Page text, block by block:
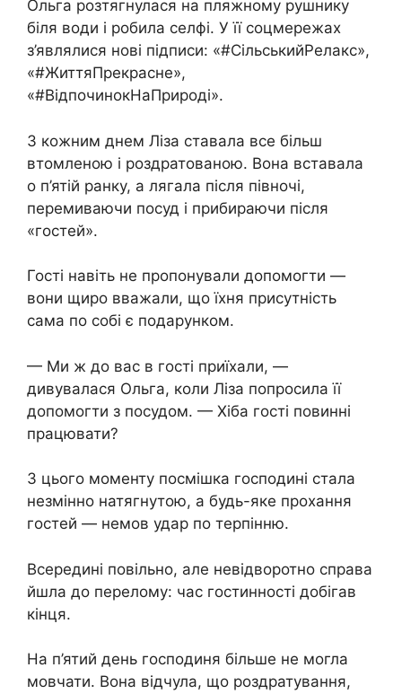
Ольга розтягнулася на пляжному рушнику
біля води і робила селфі. У її соцмережах
з’являлися нові підписи: «#СільськийРелакс»,
«#ЖиттяПрекрасне»,
«#ВідпочинокНаПрироді».
З кожним днем Ліза ставала все більш
втомленою і роздратованою. Вона вставала
о п’ятій ранку, а лягала після півночі,
перемиваючи посуд і прибираючи після
«гостей».
Гості навіть не пропонували допомогти —
вони щиро вважали, що їхня присутність
сама по собі є подарунком.
— Ми ж до вас в гості приїхали, —
дивувалася Ольга, коли Ліза попросила її
допомогти з посудом. — Хіба гості повинні
працювати?
З цього моменту посмішка господині стала
незмінно натягнутою, а будь-яке прохання
гостей — немов удар по терпінню.
Всередині повільно, але невідворотно справа
йшла до перелому: час гостинності добігав
кінця.
На п’ятий день господиня більше не могла
мовчати. Вона відчула, що роздратування,